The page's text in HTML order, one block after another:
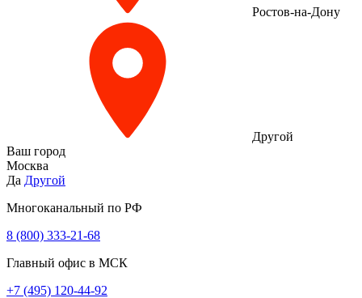
Ростов-на-Дону
Другой
Ваш город
Москва
Да Другой
Многоканальный по РФ
8 (800) 333‑21-68
Главный офис в МСК
+7 (495) 120-44-92